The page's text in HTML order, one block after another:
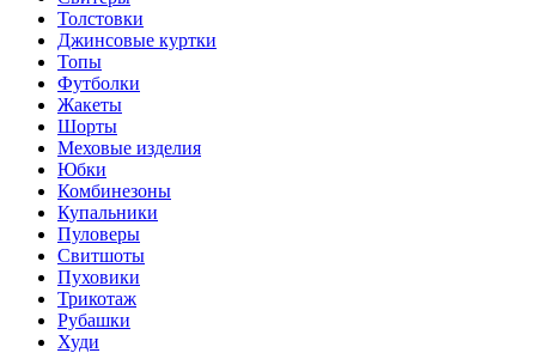
Толстовки
Джинсовые куртки
Топы
Футболки
Жакеты
Шорты
Меховые изделия
Юбки
Комбинезоны
Купальники
Пуловеры
Свитшоты
Пуховики
Трикотаж
Рубашки
Худи